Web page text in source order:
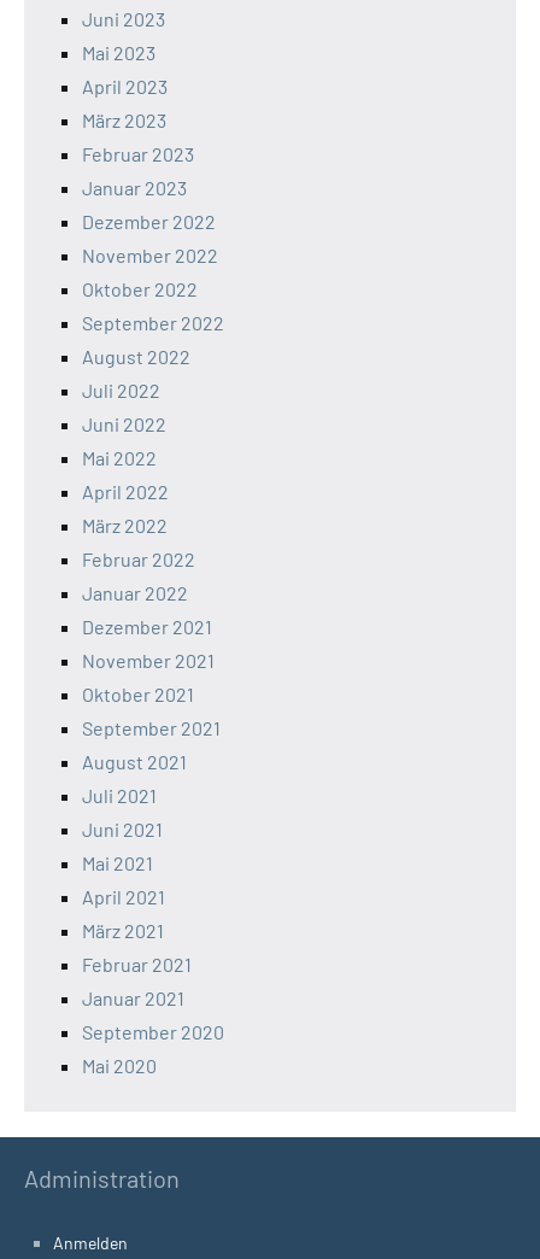
Juni 2023
Mai 2023
April 2023
März 2023
Februar 2023
Januar 2023
Dezember 2022
November 2022
Oktober 2022
September 2022
August 2022
Juli 2022
Juni 2022
Mai 2022
April 2022
März 2022
Februar 2022
Januar 2022
Dezember 2021
November 2021
Oktober 2021
September 2021
August 2021
Juli 2021
Juni 2021
Mai 2021
April 2021
März 2021
Februar 2021
Januar 2021
September 2020
Mai 2020
Administration
Anmelden